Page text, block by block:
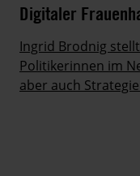
Digitaler
Ingrid Brodnig
Politikerinnen im
aber auch